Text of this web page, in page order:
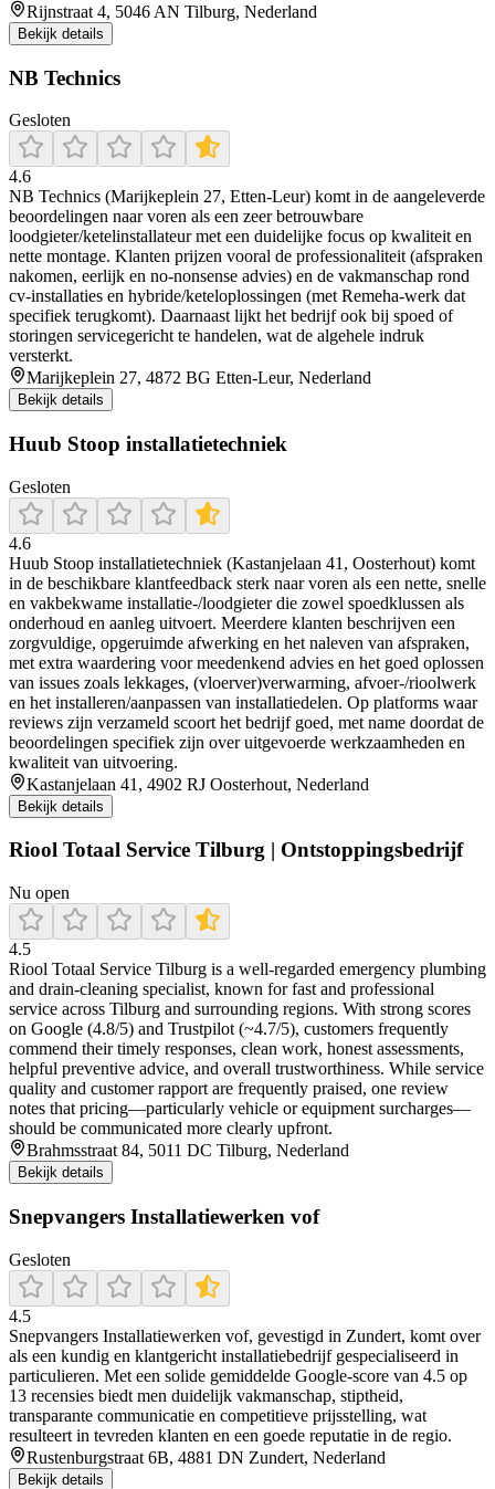
Rijnstraat 4, 5046 AN Tilburg, Nederland
Bekijk details
NB Technics
Gesloten
4.6
NB Technics (Marijkeplein 27, Etten-Leur) komt in de aangeleverde
beoordelingen naar voren als een zeer betrouwbare
loodgieter/ketelinstallateur met een duidelijke focus op kwaliteit en
nette montage. Klanten prijzen vooral de professionaliteit (afspraken
nakomen, eerlijk en no-nonsense advies) en de vakmanschap rond
cv-installaties en hybride/keteloplossingen (met Remeha-werk dat
specifiek terugkomt). Daarnaast lijkt het bedrijf ook bij spoed of
storingen servicegericht te handelen, wat de algehele indruk
versterkt.
Marijkeplein 27, 4872 BG Etten-Leur, Nederland
Bekijk details
Huub Stoop installatietechniek
Gesloten
4.6
Huub Stoop installatietechniek (Kastanjelaan 41, Oosterhout) komt
in de beschikbare klantfeedback sterk naar voren als een nette, snelle
en vakbekwame installatie-/loodgieter die zowel spoedklussen als
onderhoud en aanleg uitvoert. Meerdere klanten beschrijven een
zorgvuldige, opgeruimde afwerking en het naleven van afspraken,
met extra waardering voor meedenkend advies en het goed oplossen
van issues zoals lekkages, (vloerver)verwarming, afvoer-/rioolwerk
en het installeren/aanpassen van installatiedelen. Op platforms waar
reviews zijn verzameld scoort het bedrijf goed, met name doordat de
beoordelingen specifiek zijn over uitgevoerde werkzaamheden en
kwaliteit van uitvoering.
Kastanjelaan 41, 4902 RJ Oosterhout, Nederland
Bekijk details
Riool Totaal Service Tilburg | Ontstoppingsbedrijf
Nu open
4.5
Riool Totaal Service Tilburg is a well-regarded emergency plumbing
and drain-cleaning specialist, known for fast and professional
service across Tilburg and surrounding regions. With strong scores
on Google (4.8/5) and Trustpilot (~4.7/5), customers frequently
commend their timely responses, clean work, honest assessments,
helpful preventive advice, and overall trustworthiness. While service
quality and customer rapport are frequently praised, one review
notes that pricing—particularly vehicle or equipment surcharges—
should be communicated more clearly upfront.
Brahmsstraat 84, 5011 DC Tilburg, Nederland
Bekijk details
Snepvangers Installatiewerken vof
Gesloten
4.5
Snepvangers Installatiewerken vof, gevestigd in Zundert, komt over
als een kundig en klantgericht installatiebedrijf gespecialiseerd in
particulieren. Met een solide gemiddelde Google-score van 4.5 op
13 recensies biedt men duidelijk vakmanschap, stiptheid,
transparante communicatie en competitieve prijsstelling, wat
resulteert in tevreden klanten en een goede reputatie in de regio.
Rustenburgstraat 6B, 4881 DN Zundert, Nederland
Bekijk details